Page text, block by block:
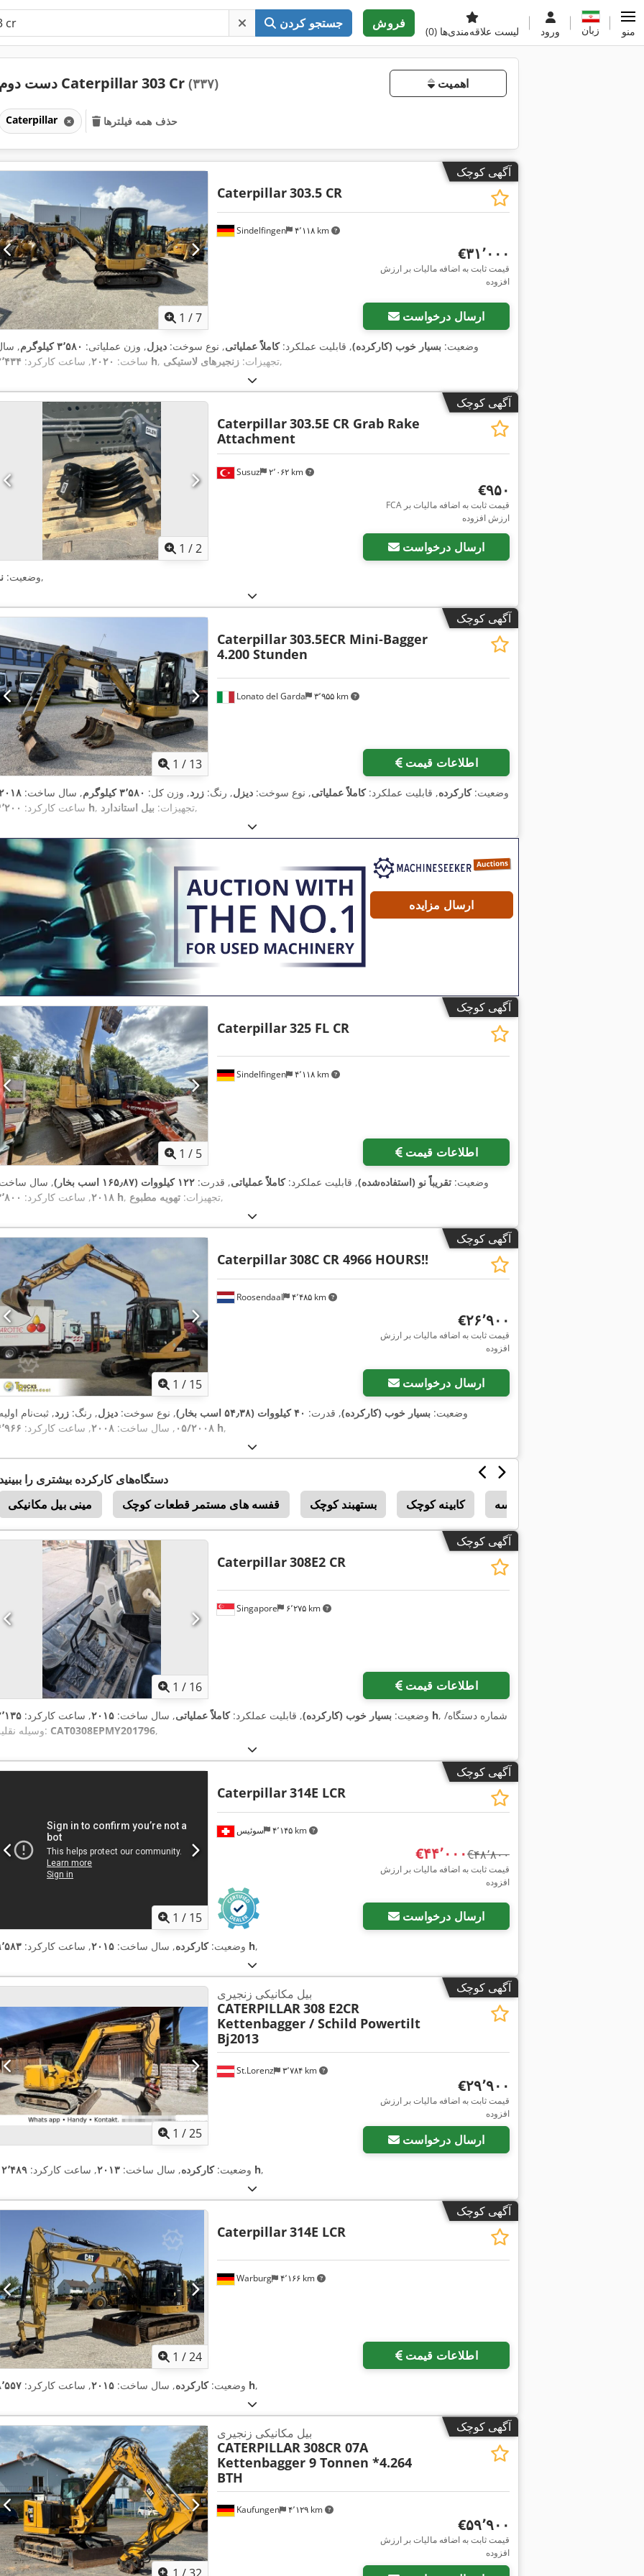
جستجو کردن فروش
لیست علاقه‌مندی‌ها (0) ورود زبان منو
دست دوم Caterpillar 303 Cr (۳۳۷) اهمیت
Caterpillar حذف همه فیلترها
آگهی کوچک
1 /7
Sindelfingen ۴٬۱۱۸ km
Caterpillar303.5 CR
‎€۳۱٬۰۰۰
قیمت ثابت به اضافه مالیات بر ارزش
افزوده
ارسال درخواست
وضعیت: بسیار خوب (کارکرده), قابلیت عملکرد:کاملاً عملیاتی, نوع سوخت: دیزل, وزن عملیاتی: ۳٬۵۸۰ کیلوگرم
,
ساخت: ۲۰۲۰, ساعت کارکرد: ۲٬۴۳۴ h , تجهیزات: زنجیرهای لاستیکی ,
آگهی کوچک
درخواست تصاویر بیشتر
1 /2
Susuz ۲٬۰۶۲ km
Caterpillar303.5E CR Grab Rake
Attachment
‎€۹۵۰
FCA قیمت ثابت به اضافه مالیات بر
ارزش افزوده
ارسال درخواست
وضعیت:,
آگهی کوچک
1 / 13
Lonato del Garda ۳٬۹۵۵ km
Caterpillar303.5ECR Mini-Bagger
4.200 Stunden
اطلاعات قیمت
وضعیت:کارکرده, قابلیت عملکرد:کاملاً عملیاتی, نوع سوخت: دیزل, رنگ: زرد, وزن کل: ۳٬۵۸۰ کیلوگرم , سال ساخت:
ساعت کارکرد: ۴٬۲۰۰ h , تجهیزات: بیل استاندارد ,
ارسال مزایده
آگهی کوچک
1 / 5
Sindelfingen ۴٬۱۱۸ km
Caterpillar325 FL CR
اطلاعات قیمت
وضعیت: تقریباً نو (استفاده‌شده), قابلیت عملکرد:کاملاً عملیاتی, قدرت: ۱۲۲ کیلووات (۱۶۵٫۸۷ اسب بخار)
, سال
۲۰۱۸, ساعت کارکرد: ۳٬۸۰۰ h , تجهیزات: تهویه مطبوع ,
آگهی کوچک
1 / 15
Roosendaal ۴٬۴۸۵ km
Caterpillar308C CR 4966 HOURS!!
‎€۲۶٬۹۰۰
قیمت ثابت به اضافه مالیات بر ارزش
افزوده
ارسال درخواست
وضعیت: بسیار خوب (کارکرده), قدرت: ۴۰ کیلووات (۵۴٫۳۸ اسب بخار) , نوع سوخت: دیزل, رنگ: زرد, ثبت‌نام
۰۵/۲۰۰۸ , سال ساخت: ۲۰۰۸, ساعت کارکرد: ۴٬۹۶۶ h,
دستگاه‌های کارکرده بیشتری را ببینید
مینی بیل مکانیکی
قفسه های مستمر قطعات کوچک بستهبند کوچک کابینه کوچک بخش کوچکی قفسه
آگهی کوچک
1 / 16
Singapore ۶٬۲۷۵ km
Caterpillar308E2 CR
اطلاعات قیمت
وضعیت: بسیار خوب (کارکرده), قابلیت عملکرد:کاملاً عملیاتی, سال ساخت: ۲۰۱۵, ساعت کارکرد: ۲٬۱۳۵ h, شماره دستگاه/
وسیله نقلیه: CAT0308EPMY201796,
آگهی کوچک
1 / 15
سوئیس ۴٬۱۴۵ km
Caterpillar314E LCR
‎€۴۴٬۰۰۰ ‎€۴۸٬۸۰۰
قیمت ثابت به اضافه مالیات بر ارزش
افزوده
ارسال درخواست
وضعیت:کارکرده, سال ساخت: ۲۰۱۵, ساعت کارکرد: ۹٬۵۸۳ h,
آگهی کوچک
1 /25
St.Lorenz ۳٬۷۸۴ km
بیل مکانیکی زنجیری
CATERPILLAR308 E2CR
Kettenbagger / Schild Powertilt
Bj2013
‎€۲۹٬۹۰۰
قیمت ثابت به اضافه مالیات بر ارزش
افزوده
ارسال درخواست
وضعیت:کارکرده, سال ساخت: ۲۰۱۳, ساعت کارکرد: ۱۲٬۴۸۹ h,
آگهی کوچک
1 /24
Warburg ۴٬۱۶۶ km
Caterpillar314E LCR
اطلاعات قیمت
وضعیت:کارکرده, سال ساخت: ۲۰۱۵, ساعت کارکرد: ۸٬۵۵۷ h,
آگهی کوچک
1 / 32
Kaufungen ۴٬۱۲۹ km
بیل مکانیکی زنجیری
CATERPILLAR308CR 07A
Kettenbagger 9 Tonnen *4.264
BTH
‎€۵۹٬۹۰۰
قیمت ثابت به اضافه مالیات بر ارزش
افزوده